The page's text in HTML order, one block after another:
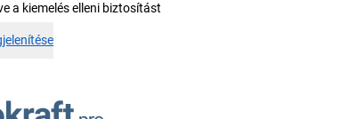
a kiemelés elleni biztosítást